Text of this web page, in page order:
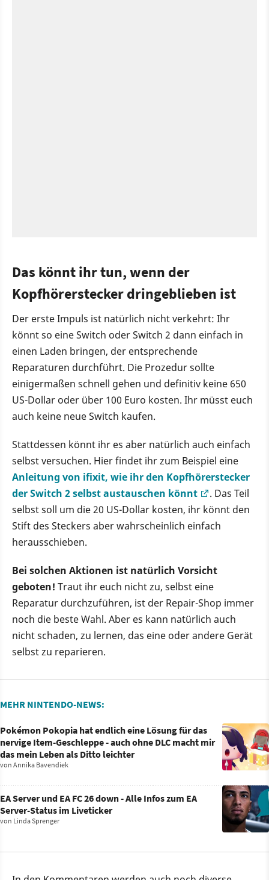
Das könnt ihr tun, wenn der
Kopfhörerstecker dringeblieben ist
Der erste Impuls ist natürlich nicht verkehrt: Ihr
könnt so eine Switch oder Switch 2 dann einfach in
einen Laden bringen, der entsprechende
Reparaturen durchführt. Die Prozedur sollte
einigermaßen schnell gehen und definitiv keine 650
US-Dollar oder über 100 Euro kosten. Ihr müsst euch
auch keine neue Switch kaufen.
Stattdessen könnt ihr es aber natürlich auch einfach
selbst versuchen. Hier findet ihr zum Beispiel eine
Anleitung von ifixit, wie ihr den Kopfhörerstecker
der Switch 2 selbst austauschen könnt
. Das Teil
selbst soll um die 20 US-Dollar kosten, ihr könnt den
Stift des Steckers aber wahrscheinlich einfach
herausschieben.
Bei solchen Aktionen ist natürlich Vorsicht
geboten! Traut ihr euch nicht zu, selbst eine
Reparatur durchzuführen, ist der Repair-Shop immer
noch die beste Wahl. Aber es kann natürlich auch
nicht schaden, zu lernen, das eine oder andere Gerät
selbst zu reparieren.
MEHR NINTENDO-NEWS:
Pokémon Pokopia hat endlich eine Lösung für das
nervige Item-Geschleppe - auch ohne DLC macht mir
das mein Leben als Ditto leichter
von Annika Bavendiek
EA Server und EA FC 26 down - Alle Infos zum EA
Server-Status im Liveticker
von Linda Sprenger